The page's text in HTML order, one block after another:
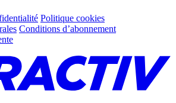
Politique cookies
Conditions d’abonnement